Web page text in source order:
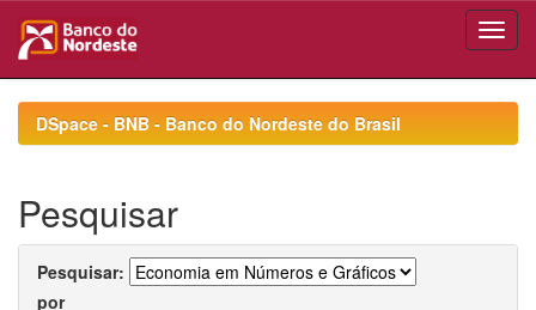
navigationDSpace - BNB - Banco do Nordeste do Brasil
Pesquisar
Pesquisar:
por